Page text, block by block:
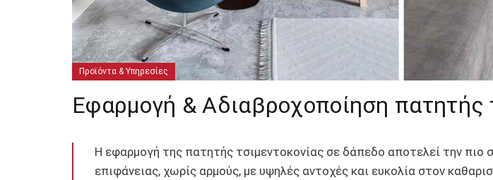
Προϊόντα & Υπηρεσίες
Εφαρμογή & Αδιαβροχοποίηση πατητής
Η εφαρμογή της πατητής τσιμεντοκονίας σε δάπεδο αποτελεί την πιο
επιφάνειας, χωρίς αρμούς, με υψηλές αντοχές και ευκολία στον